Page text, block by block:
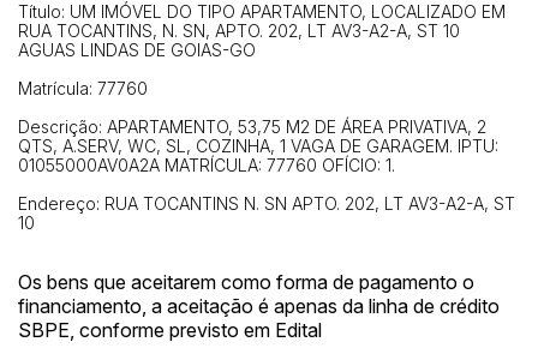
Título: UM IMÓVEL DO TIPO APARTAMENTO, LOCALIZADO EM
RUA TOCANTINS, N. SN, APTO. 202, LT AV3-A2-A, ST 10
AGUAS LINDAS DE GOIAS-GO
Matrícula: 77760
Descrição: APARTAMENTO, 53,75 M2 DE ÁREA PRIVATIVA, 2
QTS, A.SERV, WC, SL, COZINHA, 1 VAGA DE GARAGEM. IPTU:
01055000AV0A2A MATRÍCULA: 77760 OFÍCIO: 1.
Endereço: RUA TOCANTINS N. SN APTO. 202, LT AV3-A2-A, ST
10
Os bens que aceitarem como forma de pagamento o
financiamento, a aceitação é apenas da linha de crédito
SBPE, conforme previsto em Edital